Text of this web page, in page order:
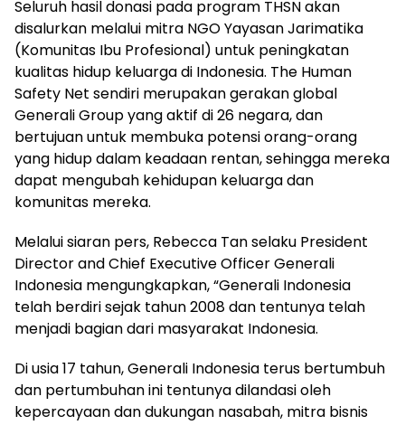
Seluruh hasil donasi pada program THSN akan
disalurkan melalui mitra NGO Yayasan Jarimatika
(Komunitas Ibu Profesional) untuk peningkatan
kualitas hidup keluarga di Indonesia. The Human
Safety Net sendiri merupakan gerakan global
Generali Group yang aktif di 26 negara, dan
bertujuan untuk membuka potensi orang-orang
yang hidup dalam keadaan rentan, sehingga mereka
dapat mengubah kehidupan keluarga dan
komunitas mereka.
Melalui siaran pers, Rebecca Tan selaku President
Director and Chief Executive Officer Generali
Indonesia mengungkapkan, “Generali Indonesia
telah berdiri sejak tahun 2008 dan tentunya telah
menjadi bagian dari masyarakat Indonesia.
Di usia 17 tahun, Generali Indonesia terus bertumbuh
dan pertumbuhan ini tentunya dilandasi oleh
kepercayaan dan dukungan nasabah, mitra bisnis